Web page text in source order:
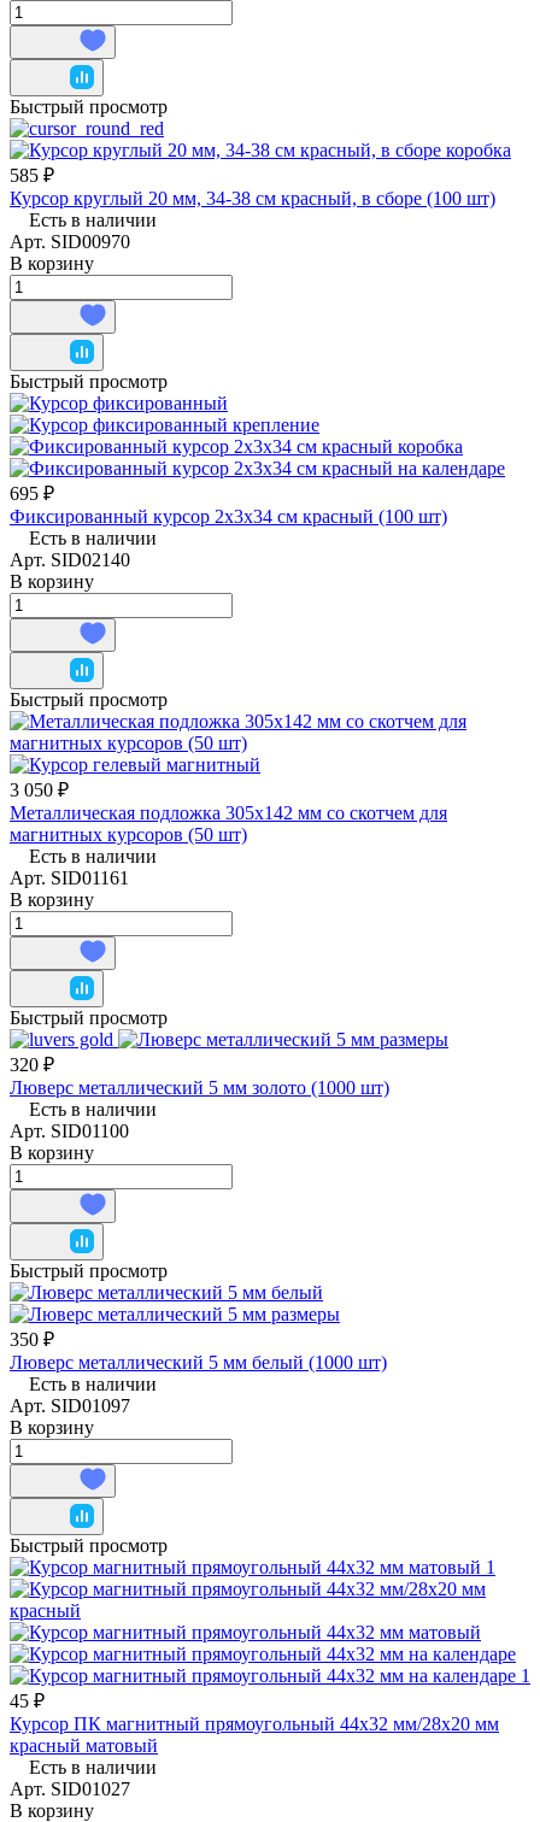
Быстрый просмотр
585 ₽
Курсор круглый 20 мм, 34-38 см красный, в сборе (100 шт)
Есть в наличии
Арт. SID00970
В корзину
Быстрый просмотр
695 ₽
Фиксированный курсор 2х3х34 см красный (100 шт)
Есть в наличии
Арт. SID02140
В корзину
Быстрый просмотр
3 050 ₽
Металлическая подложка 305х142 мм со скотчем для
магнитных курсоров (50 шт)
Есть в наличии
Арт. SID01161
В корзину
Быстрый просмотр
320 ₽
Люверс металлический 5 мм золото (1000 шт)
Есть в наличии
Арт. SID01100
В корзину
Быстрый просмотр
350 ₽
Люверс металлический 5 мм белый (1000 шт)
Есть в наличии
Арт. SID01097
В корзину
Быстрый просмотр
45 ₽
Курсор ПК магнитный прямоугольный 44х32 мм/28х20 мм
красный матовый
Есть в наличии
Арт. SID01027
В корзину